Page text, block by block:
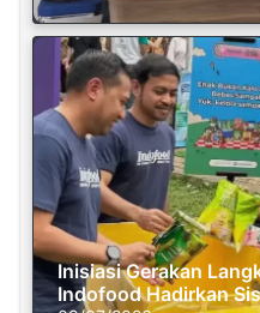
Inisiasi Gerakan
Indofood Hadirkan